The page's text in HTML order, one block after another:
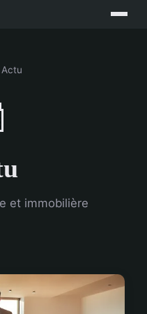
Actu
et immobilière